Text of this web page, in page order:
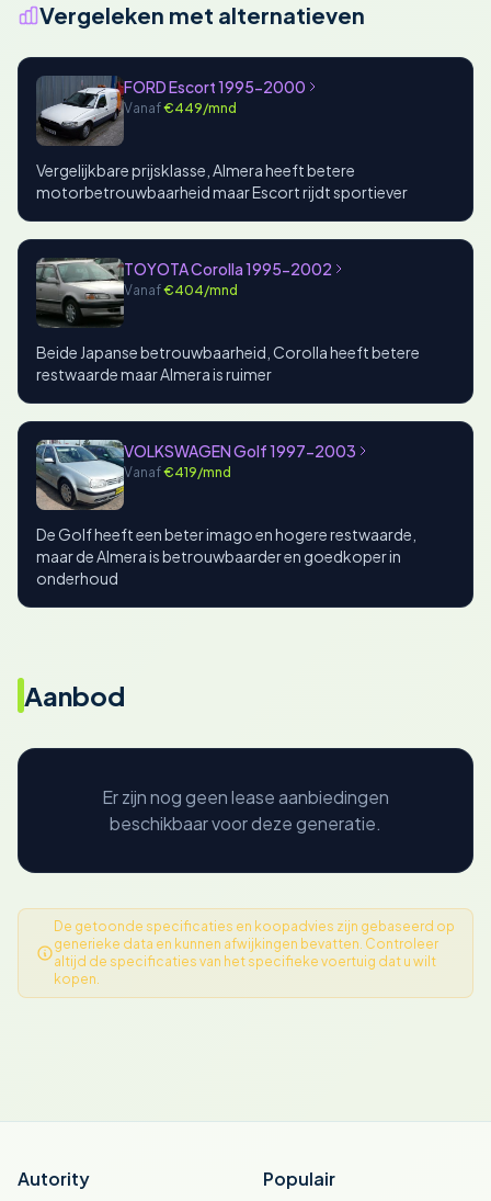
Vergeleken met alternatieven
FORD Escort 1995-2000
Vanaf€449/mnd
Vergelijkbare prijsklasse, Almera heeft betere
motorbetrouwbaarheid maar Escort rijdt sportiever
TOYOTA Corolla 1995-2002
Vanaf€404/mnd
Beide Japanse betrouwbaarheid, Corolla heeft betere
restwaarde maar Almera is ruimer
VOLKSWAGEN Golf 1997-2003
Vanaf€419/mnd
De Golf heeft een beter imago en hogere restwaarde,
maar de Almera is betrouwbaarder en goedkoper in
onderhoud
Aanbod
Er zijn nog geen lease aanbiedingen
beschikbaar voor deze generatie.
De getoonde specificaties en koopadvies zijn gebaseerd op
generieke data en kunnen afwijkingen bevatten. Controleer
altijd de specificaties van het specifieke voertuig dat u wilt
kopen.
Autority Populair